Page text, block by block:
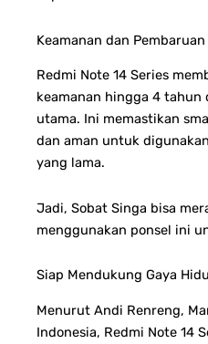
Keamanan dan
Redmi Note 14 Series
keamanan hingga 4 tahun
utama. Ini memastikan
dan aman untuk
yang lama.
Jadi, Sobat Singa bisa
menggunakan ponsel ini
Siap Mendukung Gaya
Menurut Andi Renreng,
Indonesia, Redmi Note 14